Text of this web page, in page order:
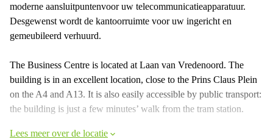
moderne aansluitpuntenvoor uw telecommunicatieapparatuur.
Desgewenst wordt de kantoorruimte voor uw ingericht en
gemeubileerd verhuurd.
The Business Centre is located at Laan van Vredenoord. The
building is in an excellent location, close to the Prins Claus Plein
on the A4 and A13. It is also easily accessible by public transport:
the building is just a few minutes’ walk from the tram station.
Lees meer over de locatie